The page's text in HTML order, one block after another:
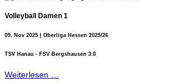
Volleyball Damen 1
09. Nov 2025 | Oberliga Hessen 2025/26
TSV Hanau - FSV Bergshausen 3:0
Weiterlesen …